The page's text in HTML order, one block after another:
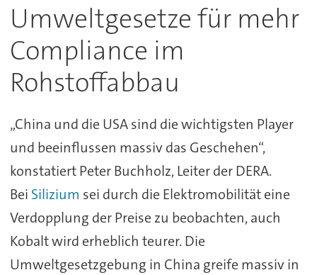
Umweltgesetze für mehr
Compliance im
Rohstoffabbau
„China und die USA sind die wichtigsten Player
und beeinflussen massiv das Geschehen“,
konstatiert Peter Buchholz, Leiter der DERA.
Bei Silizium sei durch die Elektromobilität eine
Verdopplung der Preise zu beobachten, auch
Kobalt wird erheblich teurer. Die
Umweltgesetzgebung in China greife massiv in